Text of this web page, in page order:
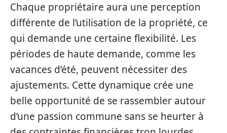
Chaque propriétaire aura une perception
différente de l’utilisation de la propriété, ce
qui demande une certaine flexibilité. Les
périodes de haute demande, comme les
vacances d’été, peuvent nécessiter des
ajustements. Cette dynamique crée une
belle opportunité de se rassembler autour
d’une passion commune sans se heurter à